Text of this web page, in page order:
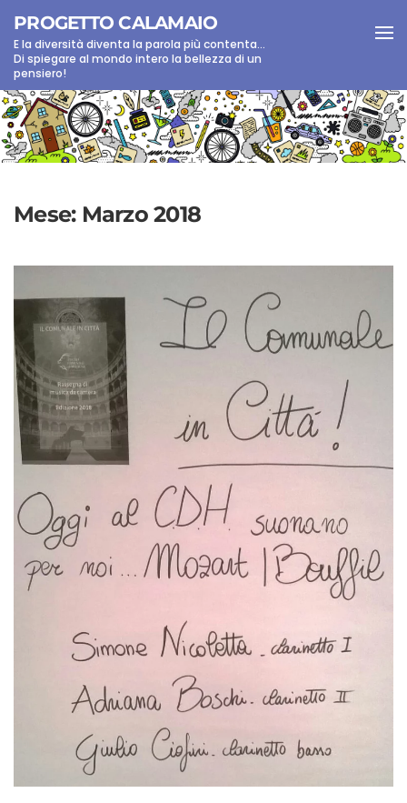
Skip to main content
PROGETTO CALAMAIO
E la diversità diventa la parola più contenta...
Di spiegare al mondo intero la bellezza di un
pensiero!
Mese: Marzo 2018